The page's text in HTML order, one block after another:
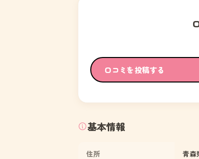
口コミを投稿する
基本情報
住所 青森